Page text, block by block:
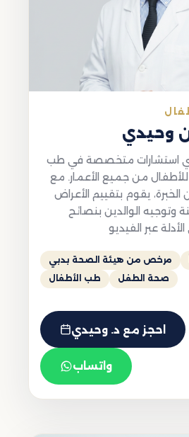
وحيدي
استشارات متخصصة في طب
للأطفال من جميع الأعمار. مع
عاماً من الخبرة، يقوم بتقييم الأعراض
وتوجيه الوالدين بنصائح
مرخص من هيئة الصحة بدبي
طب الأطفال
صحة الطفل
احجز مع د. وحيدي
واتساب